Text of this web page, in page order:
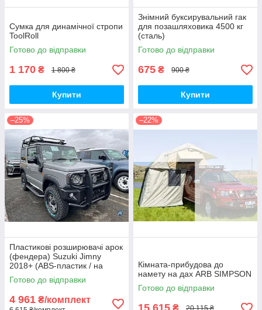
Сумка для динамічної стропи
ToolRoll
Готово до відправки
1 170 ₴ 1 800 ₴
Купити
Знімний буксирувальний гак
для позашляховика 4500 кг
(сталь)
Готово до відправки
675 ₴ 900 ₴
Купити
–25%
Пластикові розширювачі арок
(фендера) Suzuki Jimny
2018+ (ABS-пластик / на
скотчі 3М)
Готово до відправки
4 961 ₴/комплект
–22%
Кімната-прибудова до
намету на дах ARB SIMPSON
Готово до відправки
20 115 ₴